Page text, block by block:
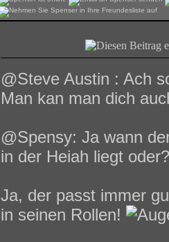
@Steve Austin : Ach
Man kan man dich
@Spensy: Ja wann
in der Heiah liegt
Ja, der passt immer
in seinen Rollen!